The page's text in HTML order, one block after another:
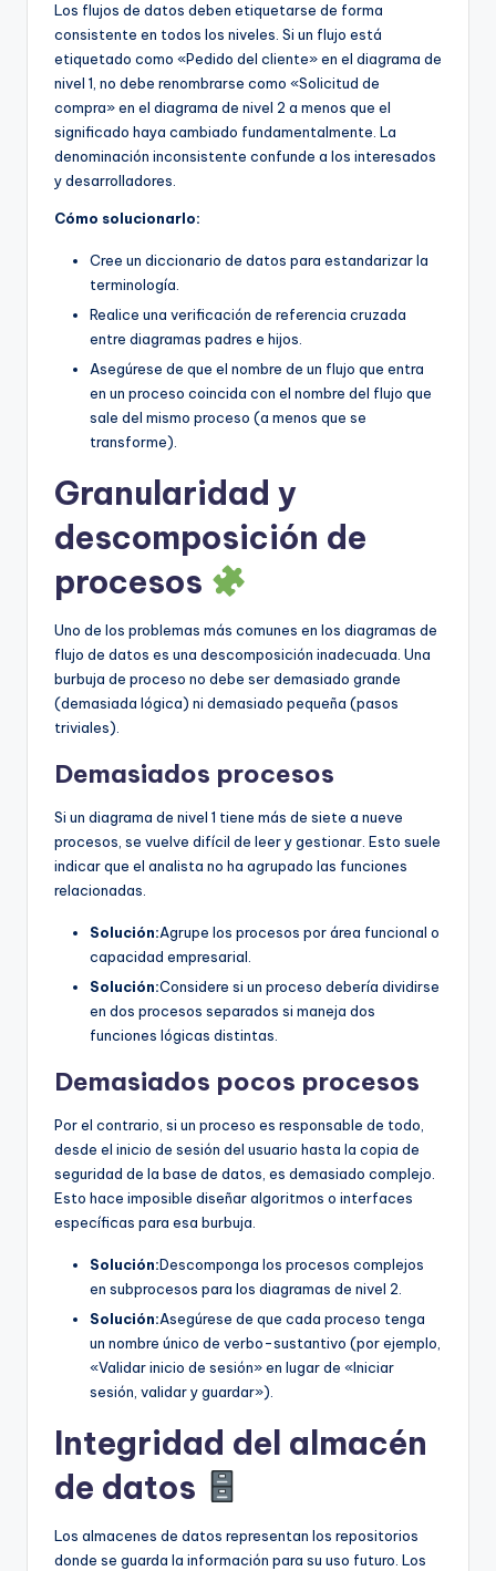
Los flujos de datos deben etiquetarse de forma
consistente en todos los niveles. Si un flujo está
etiquetado como «Pedido del cliente» en el diagrama de
nivel 1, no debe renombrarse como «Solicitud de
compra» en el diagrama de nivel 2 a menos que el
significado haya cambiado fundamentalmente. La
denominación inconsistente confunde a los interesados
y desarrolladores.
Cómo solucionarlo:
Cree un diccionario de datos para estandarizar la
terminología.
Realice una verificación de referencia cruzada
entre diagramas padres e hijos.
Asegúrese de que el nombre de un flujo que entra
en un proceso coincida con el nombre del flujo que
sale del mismo proceso (a menos que se
transforme).
Granularidad y
descomposición de
procesos
Uno de los problemas más comunes en los diagramas de
flujo de datos es una descomposición inadecuada. Una
burbuja de proceso no debe ser demasiado grande
(demasiada lógica) ni demasiado pequeña (pasos
triviales).
Demasiados procesos
Si un diagrama de nivel 1 tiene más de siete a nueve
procesos, se vuelve difícil de leer y gestionar. Esto suele
indicar que el analista no ha agrupado las funciones
relacionadas.
Solución:Agrupe los procesos por área funcional o
capacidad empresarial.
Solución:Considere si un proceso debería dividirse
en dos procesos separados si maneja dos
funciones lógicas distintas.
Demasiados pocos procesos
Por el contrario, si un proceso es responsable de todo,
desde el inicio de sesión del usuario hasta la copia de
seguridad de la base de datos, es demasiado complejo.
Esto hace imposible diseñar algoritmos o interfaces
específicas para esa burbuja.
Solución:Descomponga los procesos complejos
en subprocesos para los diagramas de nivel 2.
Solución:Asegúrese de que cada proceso tenga
un nombre único de verbo-sustantivo (por ejemplo,
«Validar inicio de sesión» en lugar de «Iniciar
sesión, validar y guardar»).
Integridad del almacén
de datos
Los almacenes de datos representan los repositorios
donde se guarda la información para su uso futuro. Los